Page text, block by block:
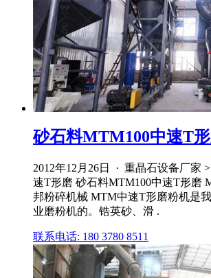
砂石料MTM100中速T
2012年12月26日 · 重晶石设备厂家
速T形磨 砂石料MTM100中速T形磨
邦粉碎机械 MTM中速T形磨粉机是
业磨粉机的。锆英砂、滑 .
联系电话: 180 3780 8511